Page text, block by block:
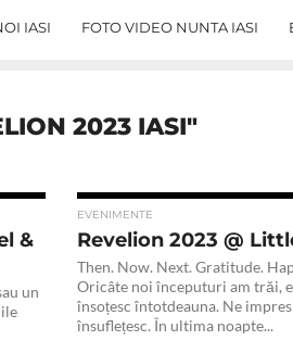
IASI FOTO VIDEO NUNTA IASI
2023 IASI"
&
un
EVENIMENTE
Revelion 2023 @
Then. Now. Next. Gratitude.
Oricâte noi începuturi am trăi,
însoțesc întotdeauna. Ne
însuflețesc. În ultima noapte...